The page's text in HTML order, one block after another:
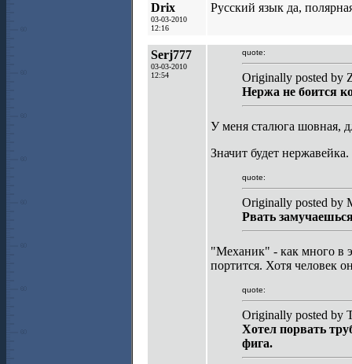
Drix
03-03-2010
12:16
Русский язык да,
Serj777
03-03-2010
12:54
quote:
Originally posted by
Нержа не боится
У меня сталюга шовная,
Значит будет нержавейка.
quote:
Originally posted by
Рвать
"Механик" - как много в
портится. Хотя человек
quote:
Originally posted by
Хотел порвать
фига.